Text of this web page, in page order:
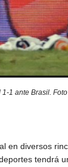
1 ante Brasil.
en diversos
tendrá